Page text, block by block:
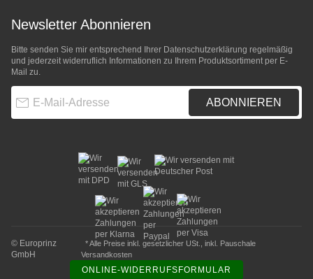
Newsletter Abonnieren
Bitte senden Sie mir entsprechend Ihrer Datenschutzerklärung regelmäßig
und jederzeit widerruflich Informationen zu Ihrem Produktsortiment per E-
Mail zu.
ABONNIEREN
© Europrinz
GmbH
* Alle Preise inkl. gesetzlicher USt., inkl.
Pauschale
Versandkosten
ONLINE-WIDERRUFSFORMULAR